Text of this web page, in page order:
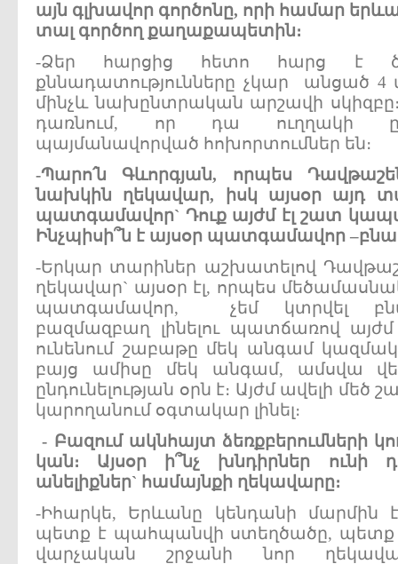
այն գլխավոր գործոնը, որի համար
տալ գործող քաղաքապետին։
-Ձեր հարցից հետո հարց է
քննադատությունները չկար անցած 4
մինչև նախընտրական արշավի
դառնում, որ դա ուղղակի
պայմանավորված հոխորտումներ են։
-Պարո՛ն Գևորգյան, որպես
նախկին
ղեկավար, իսկ այսօր այդ
պատգամավոր` Դուք այժմ էլ շատ
Ինչպիսի՞ն է այսօր պատգամավոր –
-Երկար տարիներ աշխատելով
ղեկավար` այսօր էլ, որպես
պատգամավոր, չեմ կտրվել
բազմազբաղ լինելու պատճառով այժմ
ունենում շաբաթը մեկ անգամ
բայց ամիսը մեկ անգամ, ամսվա
ընդունելության օրն է։ Այժմ ավելի մեծ
կարողանում օգտակար լինել։
- Բազում ակնհայտ ձեռքբերումների
կան։ Այսօր ի՞նչ խնդիրներ ունի
անելիքներ` համայնքի ղեկավարը։
-Իհարկե, Երևանը կենդանի մարմին
պետք է պահպանվի ստեղծածը, պետք
վարչական շրջանի նոր